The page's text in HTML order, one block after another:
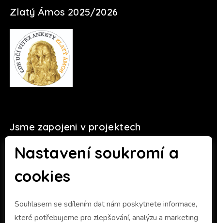
Nastavení soukromí a
cookies
Souhlasem se sdílením dat nám poskytnete informace,
které potřebujeme pro zlepšování, analýzu a marketing
Zlatý Ámos 2025/2026
Jsme zapojeni v projektech